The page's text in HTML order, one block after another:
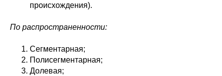
происхождения).
По распространенности:
Сегментарная;
Полисегментарная;
Долевая;